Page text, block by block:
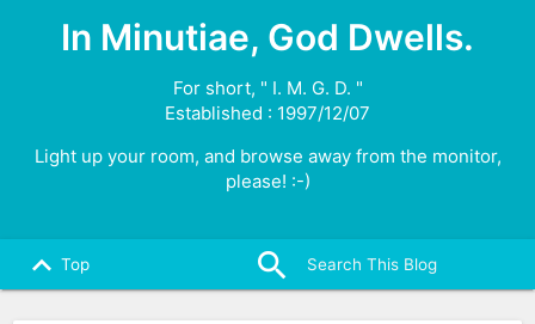
In Minutiae, God Dwells.
For short, " I. M. G. D. "
Established : 1997/12/07
Light up your room, and browse away from the monitor,
please! :-)
keyboard_arrow_up Top search